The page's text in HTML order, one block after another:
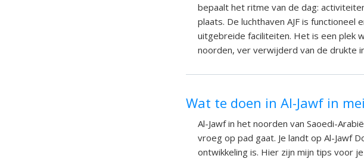
bepaalt het ritme van de dag:
plaats. De luchthaven AJF is
uitgebreide faciliteiten. Het is een plek
noorden, ver verwijderd van de drukte
Wat te doen in Al-Jawf in
Al-Jawf in het noorden van Saoedi-
vroeg op pad gaat. Je landt op Al-Jawf
ontwikkeling is. Hier zijn mijn tips voor